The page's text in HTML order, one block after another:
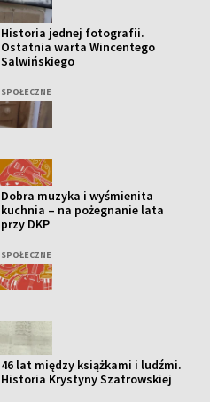
Historia jednej fotografii.
Ostatnia warta Wincentego
Salwińskiego
SPOŁECZNE
Dobra muzyka i wyśmienita
kuchnia – na pożegnanie lata
przy DKP
SPOŁECZNE
46 lat między książkami i ludźmi.
Historia Krystyny Szatrowskiej